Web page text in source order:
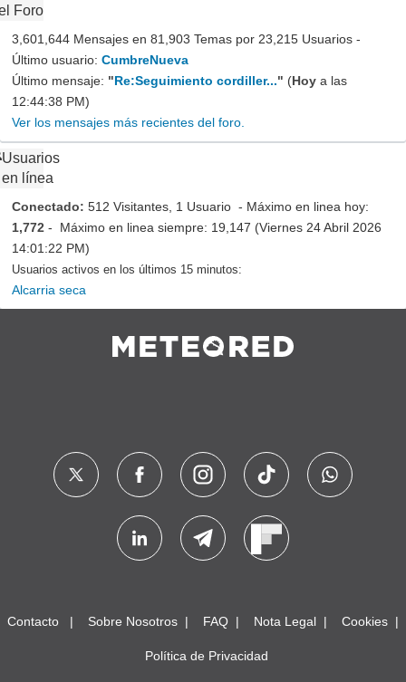
Foro
3,601,644 Mensajes en 81,903 Temas por 23,215 Usuarios -
Último usuario: CumbreNueva
Último mensaje: "Re:Seguimiento cordiller..." (Hoy a las
12:44:38 PM)
Ver los mensajes más recientes del foro.
Usuarios
en línea
Conectado: 512 Visitantes, 1 Usuario - Máximo en linea hoy:
1,772 - Máximo en linea siempre: 19,147 (Viernes 24 Abril 2026
14:01:22 PM)
Usuarios activos en los últimos 15 minutos:
Alcarria seca
Contacto Sobre Nosotros FAQ Nota Legal Cookies
Política de Privacidad